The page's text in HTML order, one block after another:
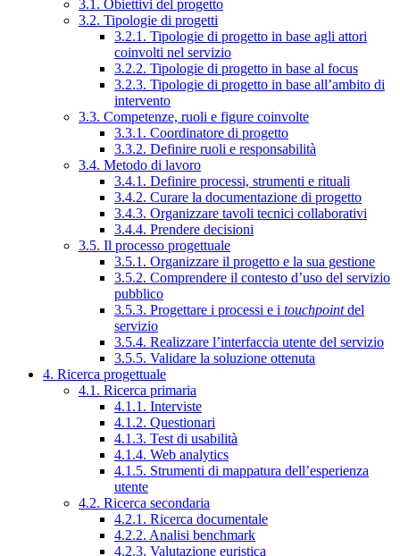
3.1. Obiettivi del progetto
3.2. Tipologie di progetti
3.2.1. Tipologie di progetto in base agli attori
coinvolti nel servizio
3.2.2. Tipologie di progetto in base al focus
3.2.3. Tipologie di progetto in base all’ambito di
intervento
3.3. Competenze, ruoli e figure coinvolte
3.3.1. Coordinatore di progetto
3.3.2. Definire ruoli e responsabilità
3.4. Metodo di lavoro
3.4.1. Definire processi, strumenti e rituali
3.4.2. Curare la documentazione di progetto
3.4.3. Organizzare tavoli tecnici collaborativi
3.4.4. Prendere decisioni
3.5. Il processo progettuale
3.5.1. Organizzare il progetto e la sua gestione
3.5.2. Comprendere il contesto d’uso del servizio
pubblico
3.5.3. Progettare i processi e i touchpointdel
servizio
3.5.4. Realizzare l’interfaccia utente del servizio
3.5.5. Validare la soluzione ottenuta
4. Ricerca progettuale
4.1. Ricerca primaria
4.1.1. Interviste
4.1.2. Questionari
4.1.3. Test di usabilità
4.1.4. Web analytics
4.1.5. Strumenti di mappatura dell’esperienza
utente
4.2. Ricerca secondaria
4.2.1. Ricerca documentale
4.2.2. Analisi benchmark
4.2.3. Valutazione euristica